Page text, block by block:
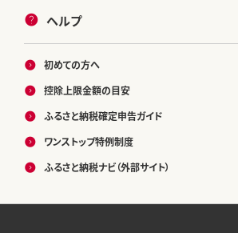
ヘルプ
初めての方へ
控除上限金額の目安
ふるさと納税確定申告ガイド
ワンストップ特例制度
ふるさと納税ナビ（外部サイト）